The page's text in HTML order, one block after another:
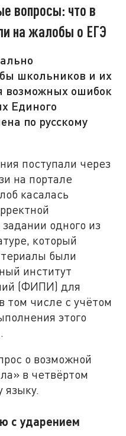
вопросы: что в
на жалобы о ЕГЭ
школьников и их
возможных ошибок
Единого
по русскому
поступали через
на портале
касалась
одного из
который
были
институт
(ФИПИ) для
том числе с учётом
этого
о возможной
в четвёртом
языку.
с ударением